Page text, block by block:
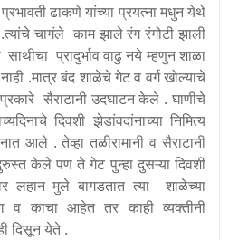
ढाकणे यांच्या प्रयत्ना मधुन येथे
चागंले काम झाले रंग रंगोटी झाली
साथीचा प्रादुर्भाव वाढु नये म्हणुन शाळा
.मात्र बंद शाळेचे गेट व वर्ग खोल्याचे
सैराटानी उदघाटन केले . घाणीचे
दिवशी झेडांवदांनाच्या निमित्य
आले . तेव्हा तळीरामानी व सैराटानी
केले पण ते गेट पुन्हा दुसऱ्या दिवशी
लहान मुले बागडतात त्या शाळेच्या
व काचा आहेत तर काही व्यक्तीनी
दिसून येते .